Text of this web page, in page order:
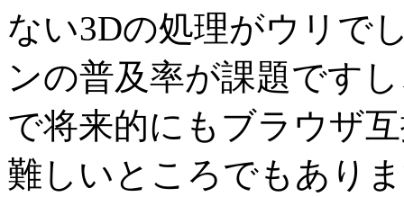
ない3Dの処理がウリで
ンの普及率が課題です
で将来的にもブラウザ
難しいところでもあり